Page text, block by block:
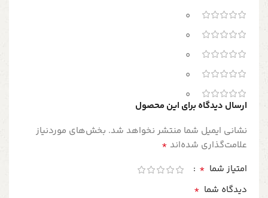
0
0
0
0
0
ارسال دیدگاه برای این محصول
نشانی ایمیل شما منتشر نخواهد شد. بخش‌های موردنیاز
علامت‌گذاری شده‌اند *
امتیاز شما *
دیدگاه شما *